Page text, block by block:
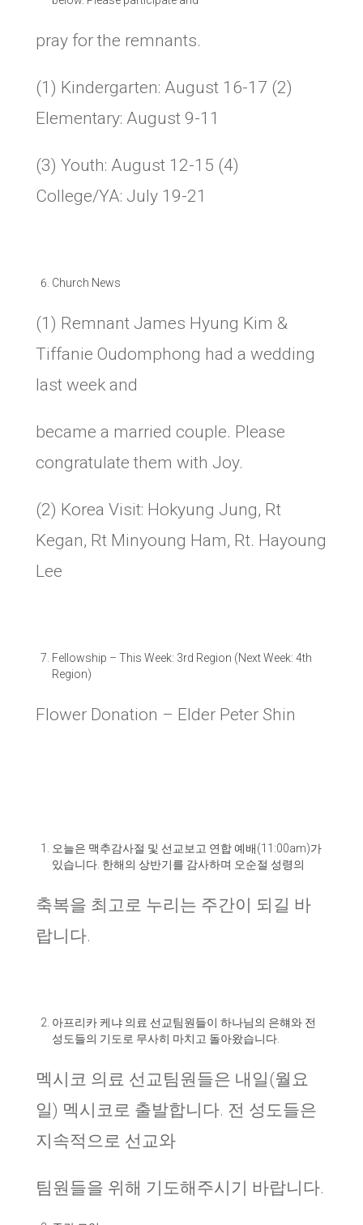
pray for the remnants.
(1) Kindergarten: August 16-17 (2)
Elementary: August 9-11
(3) Youth: August 12-15 (4)
College/YA: July 19-21
Church News
(1) Remnant James Hyung Kim &
Tiffanie Oudomphong had a wedding
last week and
became a married couple. Please
congratulate them with Joy.
(2) Korea Visit: Hokyung Jung, Rt
Kegan, Rt Minyoung Ham, Rt. Hayoung
Lee
Fellowship – This Week: 3rd Region (Next Week: 4th
Region)
Flower Donation – Elder Peter Shin
오늘은 맥추감사절 및 선교보고 연합 예배(11:00am)가
있습니다 한해의 상반기를 감사하며 오순절 성령의
축복을 최고로 누리는 주간이 되길 바
랍니다.
아프리카 케냐 의료 선교팀원들이 하나님의 은햬와 전
성도들의 기도로 무사히 마치고 돌아왔습니다
멕시코 의료 선교팀원들은 내일(월요
일) 멕시코로 출발합니다. 전 성도들은
지속적으로 선교와
팀원들을 위해 기도해주시기 바랍니다.